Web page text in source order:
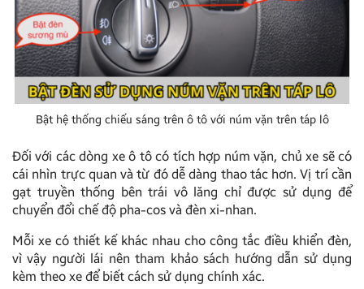
Bật hệ thống chiếu sáng trên ô tô với núm vặn trên táp lô
Đối với các dòng xe ô tô có tích hợp núm vặn, chủ xe sẽ có
cái nhìn trực quan và từ đó dễ dàng thao tác hơn. Vị trí cần
gạt truyền thống bên trái vô lăng chỉ được sử dụng để
chuyển đổi chế độ pha-cos và đèn xi-nhan.
Mỗi xe có thiết kế khác nhau cho công tắc điều khiển đèn,
vì vậy người lái nên tham khảo sách hướng dẫn sử dụng
kèm theo xe để biết cách sử dụng chính xác.